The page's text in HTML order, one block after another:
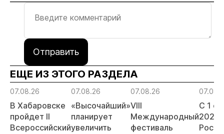
Отправить
ЕЩЕ ИЗ ЭТОГО РАЗДЕЛА
07.08.26
В Хабаровске
пройдет II
Всероссийский
07.08.26
«Высочайший»
планирует
увеличить
07.08.26
VIII
Международный
фестиваль
С 1
2026